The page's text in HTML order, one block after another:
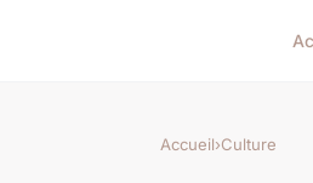
Accueil›Culture